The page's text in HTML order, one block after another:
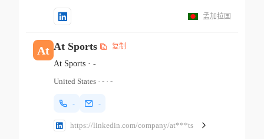
孟加拉国
At At Sports 复制
At Sports· -
United States· -· -
- -
https://linkedin.com/company/at***ts